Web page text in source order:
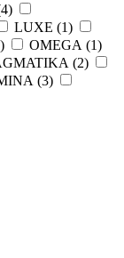
4)
LUXE (1)
) OMEGA (1)
(2)
(3)